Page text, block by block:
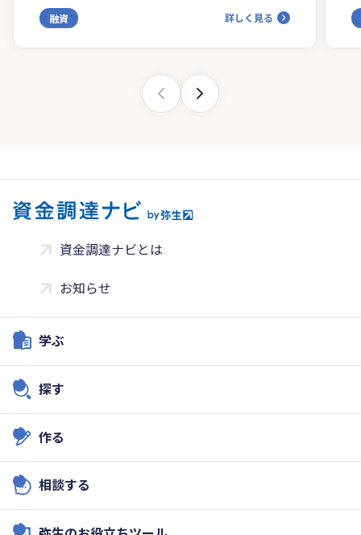
融資 詳しく見る
資金調達ナビとは
お知らせ
学ぶ
探す
作る
相談する